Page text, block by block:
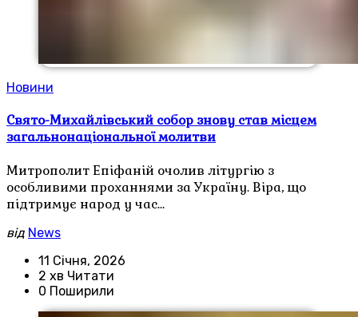
Новини
Свято-Михайлівський собор знову став місцем
загальнонаціональної молитви
Митрополит Епіфаній очолив літургію з
особливими проханнями за Україну. Віра, що
підтримує народ у час…
від News
11 Січня, 2026
2 хв Читати
0 Поширили